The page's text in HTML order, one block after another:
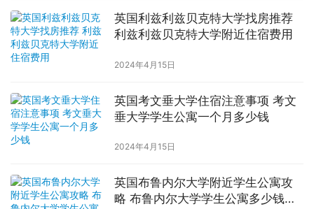
英国利兹利兹贝克特大学找房推荐
利兹利兹贝克特大学附近住宿费用
2024年4月15日
英国考文垂大学住宿注意事项 考文
垂大学学生公寓一个月多少钱
2024年4月15日
英国布鲁内尔大学附近学生公寓攻
略 布鲁内尔大学学生公寓多少钱一